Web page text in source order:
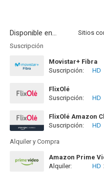
Disponible en...
Suscripción
Movistar+ Fibra
Disponible hasta el
Suscripción: HD
FlixOlé
Suscripción:
HD
FlixOlé Amazon
Suscripción:
HD
Alquiler y Compra
Amazon Prime
Alquiler:
HD